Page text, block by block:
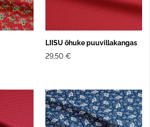
LIISU õhuke puuvillakangas
29,50 €